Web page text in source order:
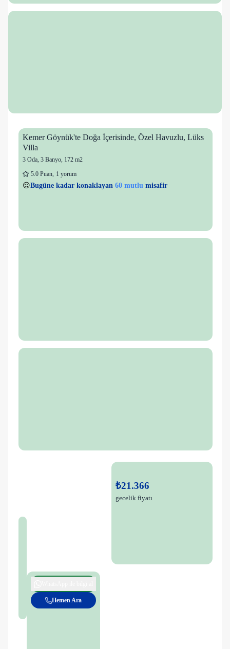
Kemer Göynük'te Doğa İçerisinde, Özel Havuzlu, Lüks
Villa
3 Oda, 3 Banyo, 172 m2
5.0 Puan, 1 yorum
👀Son 1 saatte25 kişigörüntüledi
1 kişi
₺21.366
gecelik fiyatı
Hemen Ara